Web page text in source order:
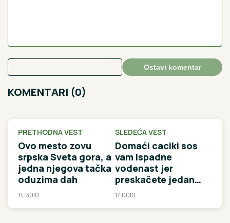
Ostavi komentar
KOMENTARI (0)
PRETHODNA VEST
Ovo mesto zovu
srpska Sveta gora, a
jedna njegova tačka
oduzima dah
14:30|0
SLEDEĆA VEST
Domaći caciki sos
vam ispadne
vodenast jer
preskačete jedan
korak, a traje svega
17:00|0